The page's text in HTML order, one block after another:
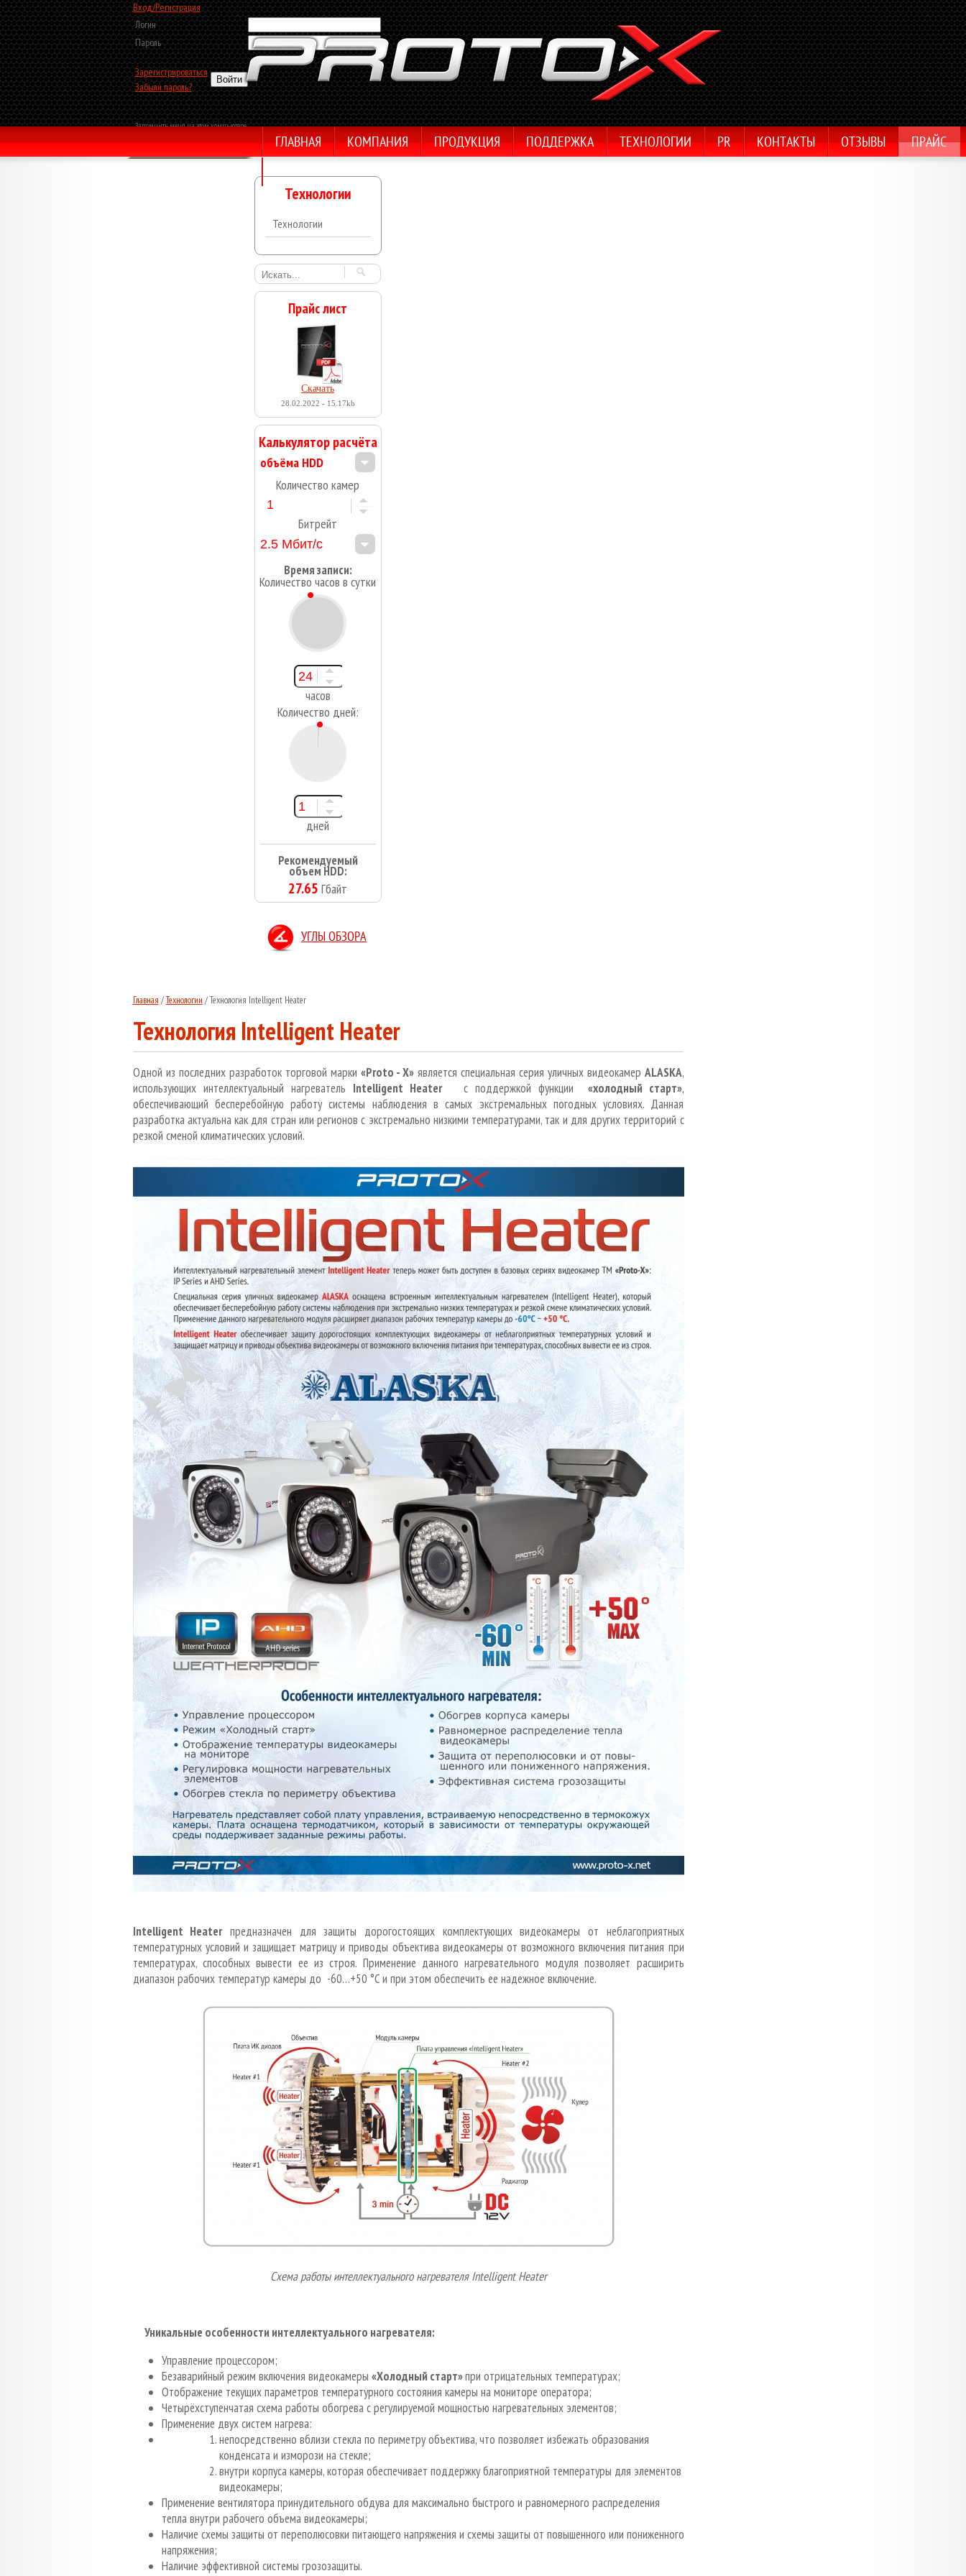
Вход/Регистрация
Логин
Пароль
Зарегистрироваться
Забыли пароль?
Запомнить меня на этом компьютере
ГЛАВНАЯ КОМПАНИЯ ПРОДУКЦИЯ ПОДДЕРЖКА ТЕХНОЛОГИИ PR КОНТАКТЫ ОТЗЫВЫ ПРАЙС
Технологии
Технологии
Прайс лист
Скачать
28.02.2022 - 15.17kb
Калькулятор расчёта
Количество камер
Битрейт
Время записи:
Количество часов в сутки
часов
Количество дней:
дней
Рекомендуемый
объем HDD:
27.65 Гбайт
УГЛЫ ОБЗОРА
Главная /Технологии /Технология Intelligent Heater
Технология Intelligent Heater
Одной из последних разработок торговой марки «Proto - X»является специальная серия уличных видеокамер ALASKA,
использующих интеллектуальный нагреватель Intelligent Heaterс поддержкой функции «холодный старт»,
обеспечивающий бесперебойную работу системы наблюдения в самых экстремальных погодных условиях. Данная
разработка актуальна как для стран или регионов с экстремально низкими температурами, так и для других территорий с
резкой сменой климатических условий.
Intelligent Heaterпредназначен для защиты дорогостоящих комплектующих видеокамеры от неблагоприятных
температурных условий и защищает матрицу и приводы объектива видеокамеры от возможного включения питания при
температурах, способных вывести ее из строя. Применение данного нагревательного модуля позволяет расширить
диапазон рабочих температур камеры до -60…+50 °C и при этом обеспечить ее надежное включение.
Схема работы интеллектуального нагревателя Intelligent Heater
Уникальные особенности интеллектуального нагревателя:
Управление процессором;
Безаварийный режим включения видеокамеры «Холодный старт»при отрицательных температурах;
Отображение текущих параметров температурного состояния камеры на мониторе оператора;
Четырёхступенчатая схема работы обогрева с регулируемой мощностью нагревательных элементов;
Применение двух систем нагрева:
непосредственно вблизи стекла по периметру объектива, что позволяет избежать образования
конденсата и изморози на стекле;
внутри корпуса камеры, которая обеспечивает поддержку благоприятной температуры для элементов
видеокамеры;
Применение вентилятора принудительного обдува для максимально быстрого и равномерного распределения
тепла внутри рабочего объема видеокамеры;
Наличие схемы защиты от переполюсовки питающего напряжения и схемы защиты от повышенного или пониженного
напряжения;
Наличие эффективной системы грозозащиты.